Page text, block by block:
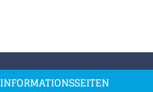
INFORMATIONSSEITEN